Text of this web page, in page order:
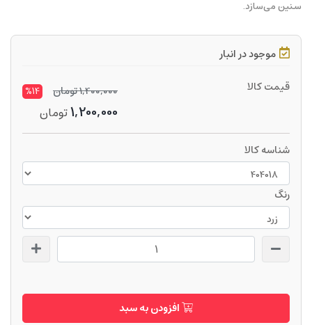
سنین می‌سازد.
موجود در انبار
قیمت کالا
1,400,000تومان %14
1,200,000تومان
شناسه کالا
رنگ
افزودن به سبد